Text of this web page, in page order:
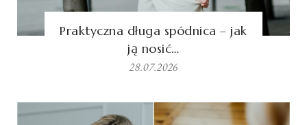
Praktyczna długa spódnica – jak
ją nosić…
28.07.2026